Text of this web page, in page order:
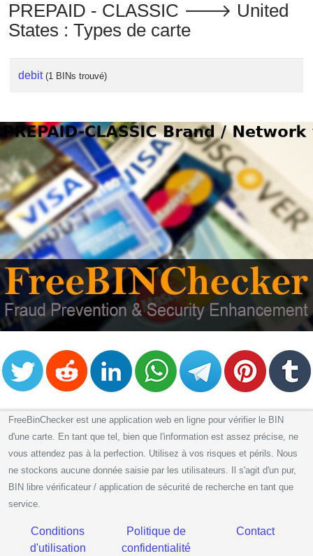
PREPAID - CLASSIC 🡒 United
States : Types de carte
debit (1 BINs trouvé)
FreeBinChecker est une application web en ligne pour vérifier le BIN
d'une carte. En tant que tel, bien que l'information est assez précise, ne
vous attendez pas à la perfection. Utilisez à vos risques et périls. Nous
ne stockons aucune donnée saisie par les utilisateurs. Il s'agit d'un pur,
BIN libre vérificateur / application de sécurité de recherche en tant que
service.
Conditions
d'utilisation
Politique de
confidentialité
Contact